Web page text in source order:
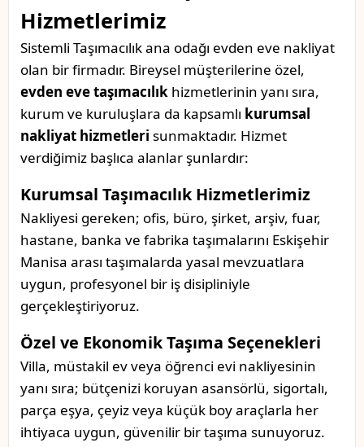
Hizmetlerimiz
Sistemli Taşımacılık ana odağı evden eve nakliyat
olan bir firmadır. Bireysel müşterilerine özel,
evden eve taşımacılık hizmetlerinin yanı sıra,
kurum ve kuruluşlara da kapsamlı kurumsal
nakliyat hizmetleri sunmaktadır. Hizmet
verdiğimiz başlıca alanlar şunlardır:
Kurumsal Taşımacılık Hizmetlerimiz
Nakliyesi gereken; ofis, büro, şirket, arşiv, fuar,
hastane, banka ve fabrika taşımalarını Eskişehir
Manisa arası taşımalarda yasal mevzuatlara
uygun, profesyonel bir iş disipliniyle
gerçekleştiriyoruz.
Özel ve Ekonomik Taşıma Seçenekleri
Villa, müstakil ev veya öğrenci evi nakliyesinin
yanı sıra; bütçenizi koruyan asansörlü, sigortalı,
parça eşya, çeyiz veya küçük boy araçlarla her
ihtiyaca uygun, güvenilir bir taşıma sunuyoruz.